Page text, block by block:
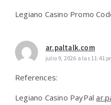
Legiano Casino Promo
ar.paltalk.com
julio 9, 2026 a las 11:41
References:
Legiano Casino PayPal